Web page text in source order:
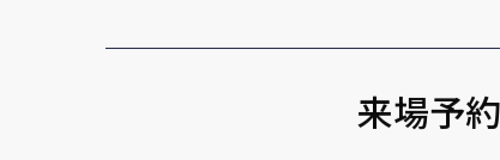
来場予